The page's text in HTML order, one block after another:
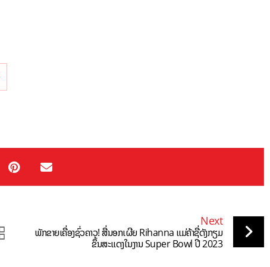
Next
ພັກຂາຍເຄື່ອງຊົ່ວຄາວ! ສື່ນອກເຜີຍ Rihanna ແມ່ຄ້າຊື່ດັງກຽມ
ຂຶ້ນສະແດງໃນງານ Super Bowl ປີ 2023